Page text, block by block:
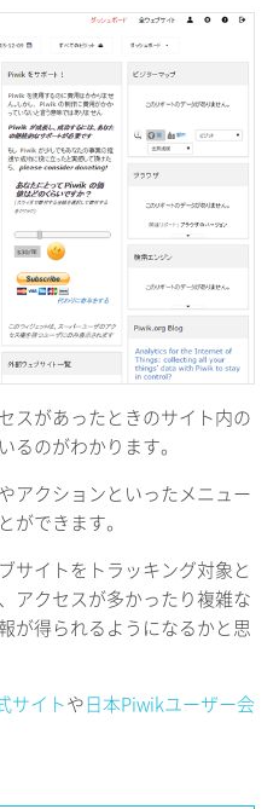
スがあったときのサイト内の
るのがわかります。
アクションといったメニュー
ができます。
サイトをトラッキング対象と
アクセスが多かったり複雑な
が得られるようになるかと思
サイトや日本Piwikユーザー会